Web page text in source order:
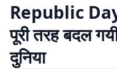
Republic
पूरी तरह बदल
दुनिया